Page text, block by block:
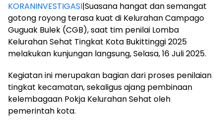
KORANINVESTIGASI|Suasana hangat dan semangat
gotong royong terasa kuat di Kelurahan Campago
Guguak Bulek (CGB), saat tim penilai Lomba
Kelurahan Sehat Tingkat Kota Bukittinggi 2025
melakukan kunjungan langsung, Selasa, 16 Juli 2025.
Kegiatan ini merupakan bagian dari proses penilaian
tingkat kecamatan, sekaligus ajang pembinaan
kelembagaan Pokja Kelurahan Sehat oleh
pemerintah kota.